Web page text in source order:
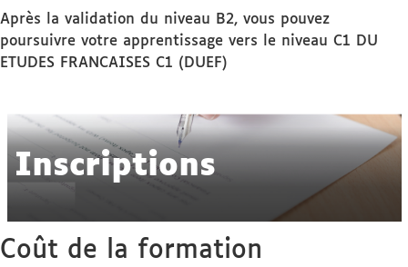
Après la validation du niveau B2, vous pouvez
poursuivre votre apprentissage vers le niveau C1 DU
ETUDES FRANCAISES C1 (DUEF)
Inscriptions
Coût de la formation